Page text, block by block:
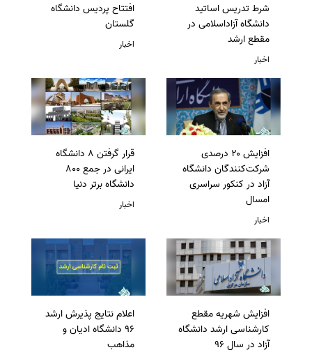
شرط تدریس اساتید
دانشگاه آزاداسلامی در
مقطع ارشد
اخبار
افتتاح پردیس دانشگاه
گلستان
اخبار
افزایش ۲۰ درصدی
شرکت‌کنندگان دانشگاه
آزاد در کنکور سراسری
امسال
اخبار
قرار گرفتن 8 دانشگاه
ایرانی در جمع 800
دانشگاه برتر دنیا
اخبار
افزایش شهریه مقطع
کارشناسی ارشد دانشگاه
آزاد در سال 96
اعلام نتایج پذیرش ارشد
96 دانشگاه ادیان و
مذاهب